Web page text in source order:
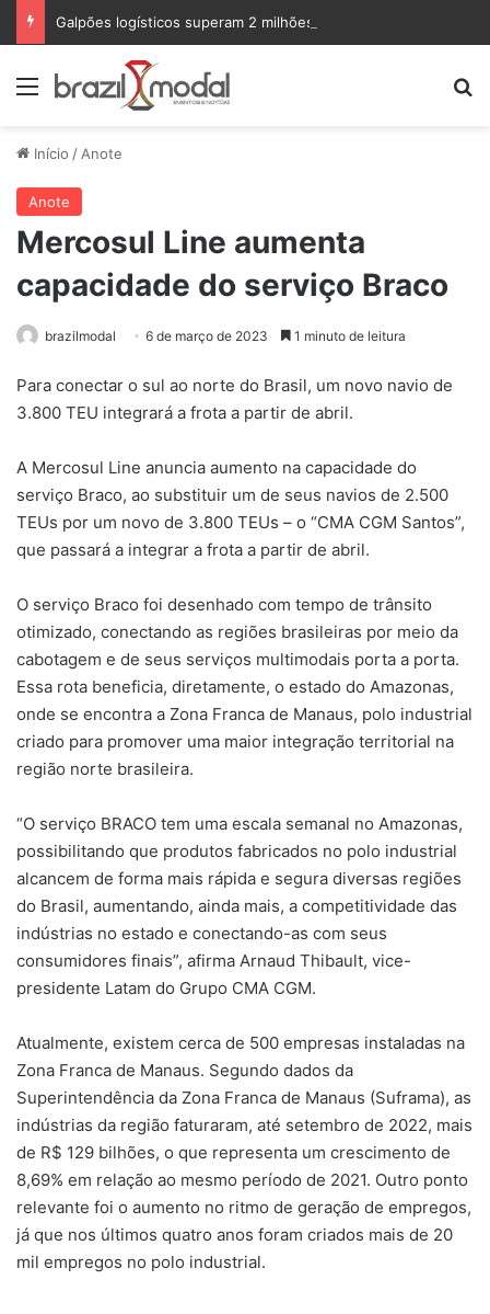
Menu
Início /Anote
Anote
Mercosul Line aumenta
capacidade do serviço Braco
brazilmodal 6 de março de 2023 1 minuto de leitura
Para conectar o sul ao norte do Brasil, um novo navio de
3.800 TEU integrará a frota a partir de abril.
A Mercosul Line anuncia aumento na capacidade do
serviço Braco, ao substituir um de seus navios de 2.500
TEUs por um novo de 3.800 TEUs – o “CMA CGM Santos”,
que passará a integrar a frota a partir de abril.
O serviço Braco foi desenhado com tempo de trânsito
otimizado, conectando as regiões brasileiras por meio da
cabotagem e de seus serviços multimodais porta a porta.
Essa rota beneficia, diretamente, o estado do Amazonas,
onde se encontra a Zona Franca de Manaus, polo industrial
criado para promover uma maior integração territorial na
região norte brasileira.
“O serviço BRACO tem uma escala semanal no Amazonas,
possibilitando que produtos fabricados no polo industrial
alcancem de forma mais rápida e segura diversas regiões
do Brasil, aumentando, ainda mais, a competitividade das
indústrias no estado e conectando-as com seus
consumidores finais”, afirma Arnaud Thibault, vice-
presidente Latam do Grupo CMA CGM.
Atualmente, existem cerca de 500 empresas instaladas na
Zona Franca de Manaus. Segundo dados da
Superintendência da Zona Franca de Manaus (Suframa), as
indústrias da região faturaram, até setembro de 2022, mais
de R$ 129 bilhões, o que representa um crescimento de
8,69% em relação ao mesmo período de 2021. Outro ponto
relevante foi o aumento no ritmo de geração de empregos,
já que nos últimos quatro anos foram criados mais de 20
mil empregos no polo industrial.